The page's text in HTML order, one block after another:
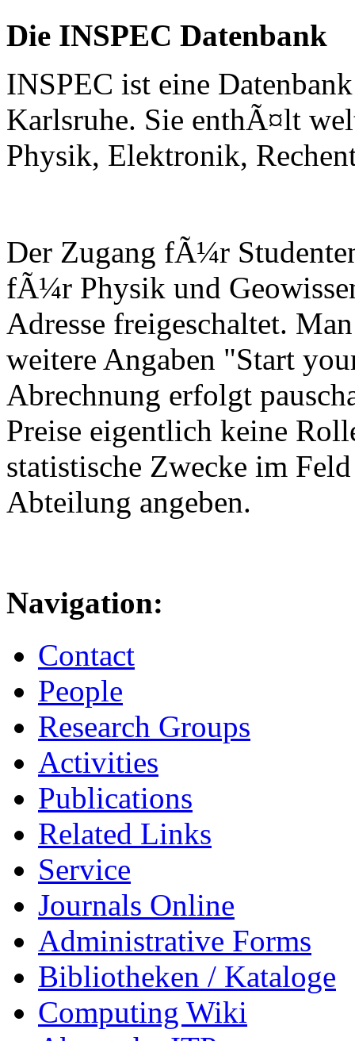
Die INSPEC Datenbank
INSPEC ist eine
Karlsruhe. Sie enthÃ¤lt
Physik, Elektronik,
Der Zugang fÃ¼r
fÃ¼r Physik und
Adresse freigeschaltet.
weitere Angaben "Start
Abrechnung erfolgt
Preise eigentlich keine
statistische Zwecke im
Abteilung angeben.
Navigation:
Contact
People
Research Groups
Activities
Publications
Related Links
Service
Journals Online
Administrative Forms
Bibliotheken / Kataloge
Computing Wiki